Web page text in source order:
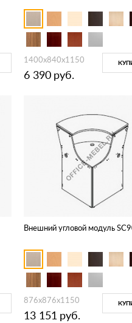
1400x840x1150
6 390 руб.
Внешний угловой модуль
876x876x1150
13 151 руб.